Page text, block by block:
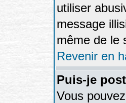
utiliser
message
même de le
Revenir en
Puis-je
Vous